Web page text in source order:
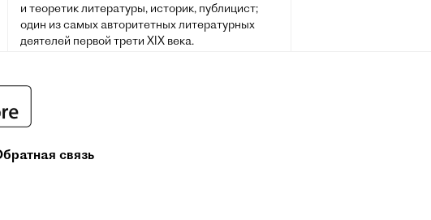
и теоретик литературы, историк, публицист;
один из самых авторитетных литературных
деятелей первой трети XIX века.
репутация величайшего национального
основоположник современного русского
связь